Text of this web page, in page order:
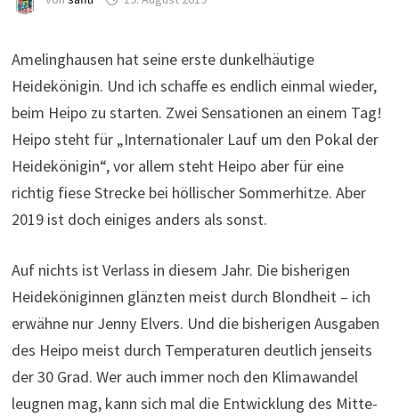
Amelinghausen hat seine erste dunkelhäutige
Heidekönigin. Und ich schaffe es endlich einmal wieder,
beim Heipo zu starten. Zwei Sensationen an einem Tag!
Heipo steht für „Internationaler Lauf um den Pokal der
Heidekönigin“, vor allem steht Heipo aber für eine
richtig fiese Strecke bei höllischer Sommerhitze. Aber
2019 ist doch einiges anders als sonst.
Auf nichts ist Verlass in diesem Jahr. Die bisherigen
Heideköniginnen glänzten meist durch Blondheit – ich
erwähne nur Jenny Elvers. Und die bisherigen Ausgaben
des Heipo meist durch Temperaturen deutlich jenseits
der 30 Grad. Wer auch immer noch den Klimawandel
leugnen mag, kann sich mal die Entwicklung des Mitte-